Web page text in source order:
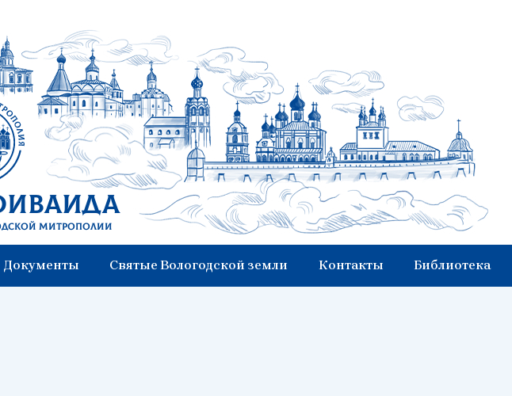
митрополии
Документы Святые Вологодской земли Контакты Библиотека